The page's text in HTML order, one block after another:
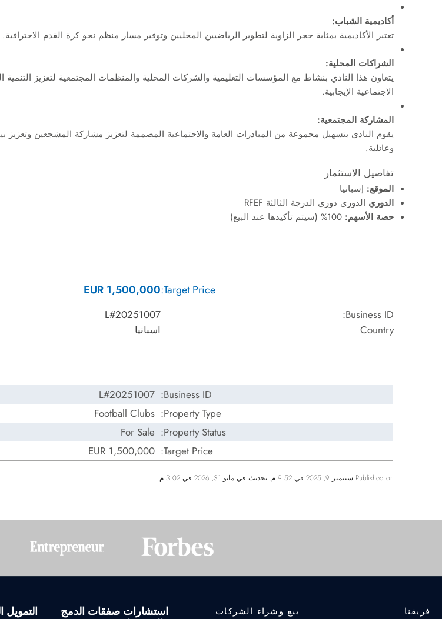
أكاديمية الشباب:
تعتبر الأكاديمية بمثابة حجر الزاوية لتطوير الرياضيين المحليين وتوفير مسار منظم نحو كرة القدم الاحترافية.
الشراكات المحلية:
يتعاون هذا النادي بنشاط مع المؤسسات التعليمية والشركات المحلية والمنظمات المجتمعية لتعزيز التنمية
الاجتماعية الإيجابية.
المشاركة المجتمعية:
يقوم النادي بتسهيل مجموعة من المبادرات العامة والاجتماعية المصممة لتعزيز مشاركة المشجعين وتعزيز
وعائلية.
تفاصيل الاستثمار
الموقع: إسبانيا
الدوري الدوري دوري الدرجة الثالثة RFEF
حصة الأسهم:
Target Price:
EUR 1,500,000
Business ID:
L#20251007
Country
اسبانيا
Business ID:
L#20251007
Property Type:
Football Clubs
Property Status:
For Sale
Target Price:
EUR 1,500,000
Published on سبتمبر 9, 2025 في 9:52 م. تحديث في مايو 31, 2026 في 3:02 م
فريقنا
بيع وشراء الشركات
استشارات صفقات الدمج